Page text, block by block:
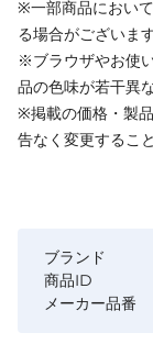
※一部商品におい
る場合がございます
※ブラウザやお使
品の色味が若干異
※掲載の価格・製
告なく変更するこ
ブランド
商品ID
メーカー品番